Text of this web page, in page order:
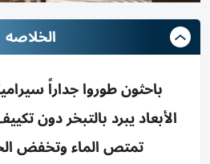
الخلاصه
باحثون طوروا جداراً
الأبعاد يبرد بالتبخر دون
تمتص الماء وتخفض الحرارة